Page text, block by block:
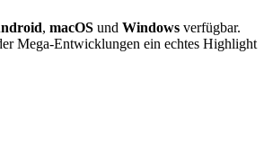
, macOS und Windows verfügbar.
Mega-Entwicklungen ein echtes Highlight